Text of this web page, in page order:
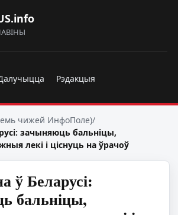
Рэдакцыя
чижей ИнфоПоле)/
зачыняюць бальніцы,
лекі і ціснуць на ўрачоў
Беларусі:
бальніцы,